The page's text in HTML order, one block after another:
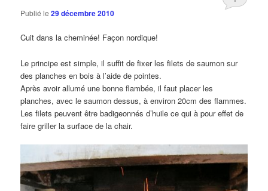
Publié le29 décembre 2010
Cuit dans la cheminée! Façon nordique!
Le principe est simple, il suffit de fixer les filets de saumon sur
des planches en bois à l’aide de pointes.
Après avoir allumé une bonne flambée, il faut placer les
planches, avec le saumon dessus, à environ 20cm des flammes.
Les filets peuvent être badigeonnés d’huile ce qui à pour effet de
faire griller la surface de la chair.